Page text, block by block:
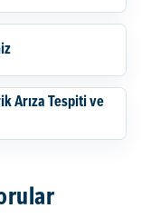
Arıza Tespiti ve